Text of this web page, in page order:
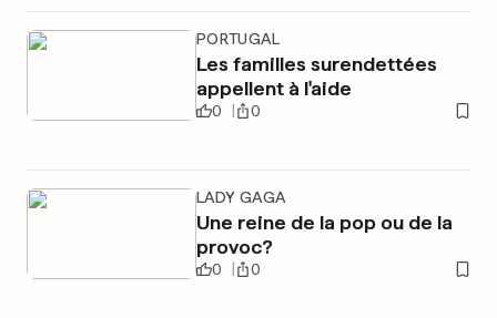
PORTUGAL
Les familles surendettées
appellent à l'aide
0 0
LADY GAGA
Une reine de la pop ou de la
provoc?
0 0